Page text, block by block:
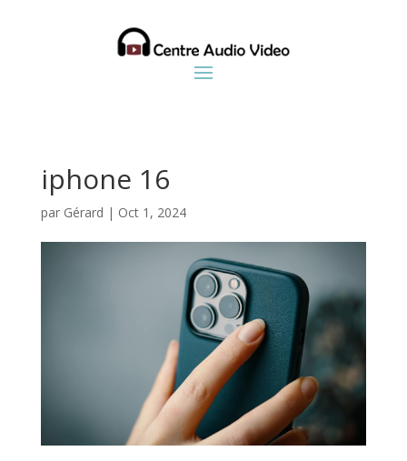
iphone 16
par Gérard | Oct 1, 2024